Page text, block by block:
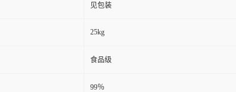
见包装
25kg
食品级
99％